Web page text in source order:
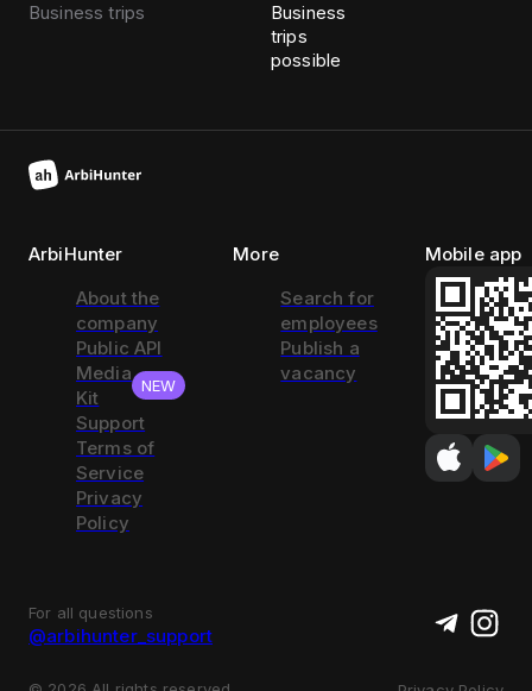
Business trips
Business
trips
possible
ArbiHunter
About the
company
Public API
Media
Kit
NEW
Support
Terms of
Service
Privacy
Policy
More
Search for
employees
Publish a
vacancy
Mobile app
For all questions
@arbihunter_support